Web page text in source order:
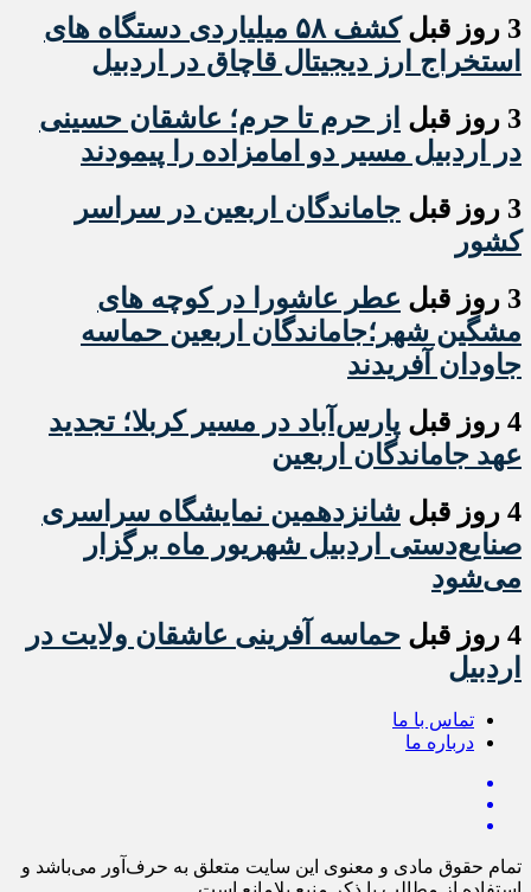
3 روز قبل
کشف ۵۸ میلیاردی دستگاه های
استخراج ارز دیجیتال قاچاق در اردبیل
3 روز قبل
از حرم تا حرم؛ عاشقان حسینی
در اردبیل مسیر دو امامزاده را پیمودند
3 روز قبل
جاماندگان اربعین در سراسر
کشور
3 روز قبل
عطر عاشورا در کوچه های
مشگین شهر؛جاماندگان اربعین حماسه
جاودان آفریدند
4 روز قبل
پارس‌آباد در مسیر کربلا؛ تجدید
عهد جاماندگان اربعین
4 روز قبل
شانزدهمین نمایشگاه سراسری
صنایع‌دستی اردبیل شهریور ماه برگزار
می‌شود
4 روز قبل
حماسه آفرینی عاشقان ولایت در
اردبیل
تماس با ما
درباره ما
تمام حقوق مادی و معنوی این سایت متعلق به حرف‌آور می‌باشد و